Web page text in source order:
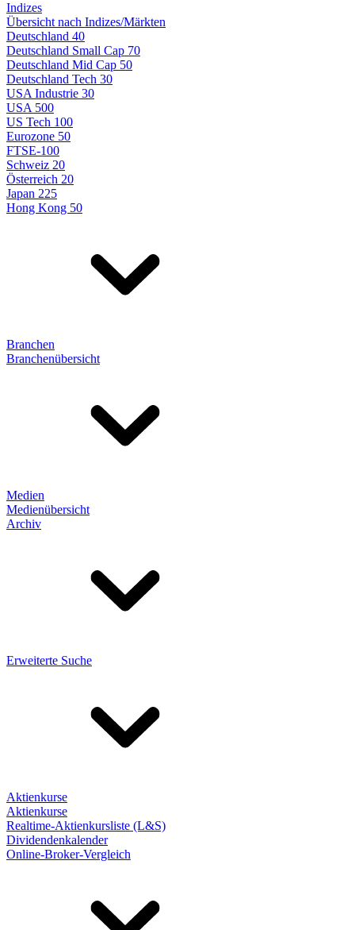
Indizes
Übersicht nach Indizes/Märkten
Deutschland 40
Deutschland Small Cap 70
Deutschland Mid Cap 50
Deutschland Tech 30
USA Industrie 30
USA 500
US Tech 100
Eurozone 50
FTSE-100
Schweiz 20
Österreich 20
Japan 225
Hong Kong 50
Branchen
Branchenübersicht
Medien
Medienübersicht
Archiv
Erweiterte Suche
Aktienkurse
Aktienkurse
Realtime-Aktienkursliste (L&S)
Dividendenkalender
Online-Broker-Vergleich